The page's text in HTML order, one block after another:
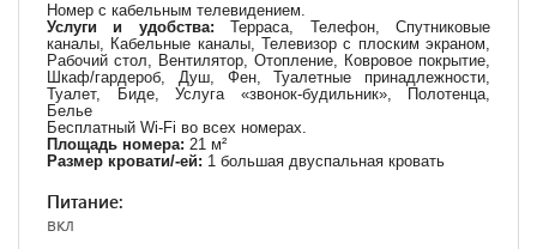
Номер с кабельным телевидением.
Услуги и удобства:Терраса, Телефон, Спутниковые
каналы, Кабельные каналы, Телевизор с плоским экраном,
Рабочий стол, Вентилятор, Отопление, Ковровое покрытие,
Шкаф/гардероб, Душ, Фен, Туалетные принадлежности,
Туалет, Биде, Услуга «звонок-будильник», Полотенца,
Белье
Бесплатный Wi-Fi во всех номерах.
Площадь номера: 21 м²
Размер кровати/-ей: 1 большая двуспальная кровать
Питание:
вкл